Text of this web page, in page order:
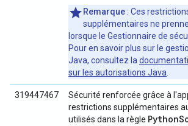
Remarque : Ces
supplémentaires ne
lorsque le Gestionnaire de
Pour en savoir plus sur le
Java, consultez la
sur les autorisations Java
319447467
Sécurité renforcée grâce à
restrictions supplémentaires
utilisés dans la règle Python